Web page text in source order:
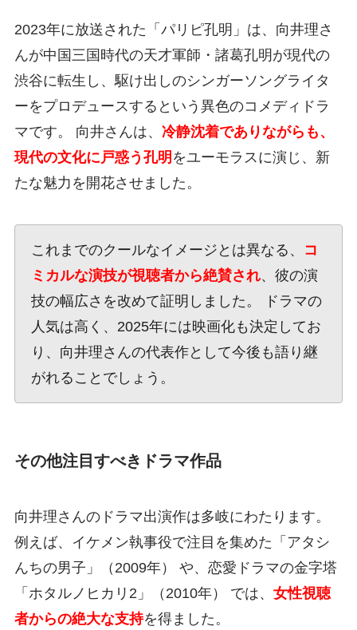
2023年に放送された「パリピ孔明」は、向井理さ
んが中国三国時代の天才軍師・諸葛孔明が現代の
渋谷に転生し、駆け出しのシンガーソングライタ
ーをプロデュースするという異色のコメディドラ
マです。 向井さんは、 冷静沈着でありながらも、
現代の文化に戸惑う孔明 をユーモラスに演じ、新
たな魅力を開花させました。
これまでのクールなイメージとは異なる、
コ
ミカルな演技が視聴者から絶賛され、彼の演
技の幅広さを改めて証明しました。 ドラマの
人気は高く、2025年には映画化も決定してお
り、向井理さんの代表作として今後も語り継
がれることでしょう。
その他注目すべきドラマ作品
向井理さんのドラマ出演作は多岐にわたります。
例えば、イケメン執事役で注目を集めた「アタシ
んちの男子」（2009年） や、恋愛ドラマの金字塔
「ホタルノヒカリ2」（2010年） では、 女性視聴
者からの絶大な支持を得ました。